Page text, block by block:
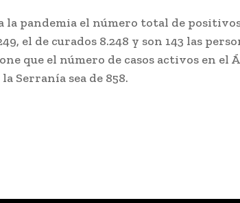
la pandemia el número total de
el de curados 8.248 y son 143 las
que el número de casos activos en el
Serranía sea de 858.